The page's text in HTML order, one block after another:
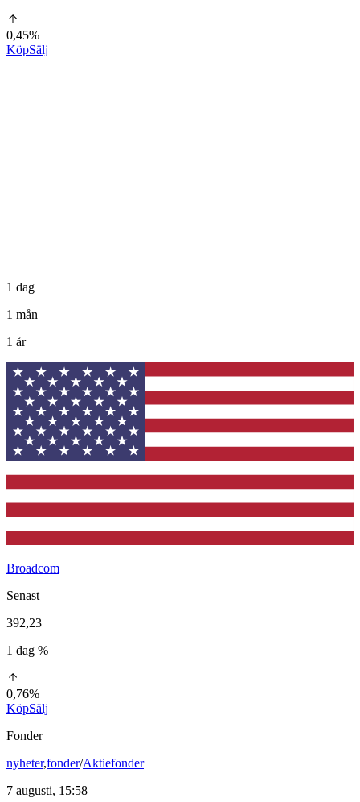
0,45%
KöpSälj
1 dag
1 mån
1 år
Broadcom
Senast
392,23
1 dag %
0,76%
KöpSälj
Fonder
nyheter,fonder/Aktiefonder
7 augusti, 15:58